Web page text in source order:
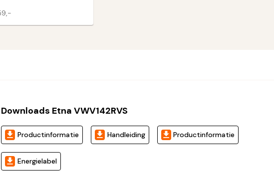
Downloads Etna VWV142RVS
Productinformatie Handleiding Productinformatie
Energielabel